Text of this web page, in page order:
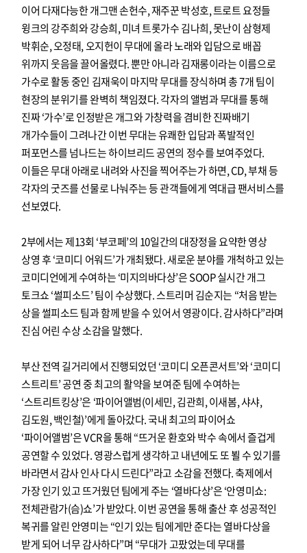
이어 다재다능한 개그맨 손헌수, 재주꾼 박성호, 트로트 요정들
윙크의 강주희와 강승희, 미녀 트롯가수 김나희, 못난이 삼형제
박휘순, 오정태, 오지헌이 무대에 올라 노래와 입담으로 배꼽
위까지 웃음을 끌어올렸다. 뿐만 아니라 김재롱이라는 이름으로
가수로 활동 중인 김재욱이 마지막 무대를 장식하며 총 7개 팀이
현장의 분위기를 완벽히 책임졌다. 각자의 앨범과 무대를 통해
진짜 ‘가수’로 인정받은 개그와 가창력을 겸비한 진짜배기
개가수들이 그려나간 이번 무대는 유쾌한 입담과 폭발적인
퍼포먼스를 넘나드는 하이브리드 공연의 정수를 보여주었다.
이들은 무대 아래로 내려와 사진을 찍어주는가 하면, CD, 부채 등
각자의 굿즈를 선물로 나눠주는 등 관객들에게 역대급 팬서비스를
선보였다.
2부에서는 제13회 ‘부코페’의 10일간의 대장정을 요약한 영상
상영 후 ‘코미디 어워드’가 개최됐다. 새로운 분야를 개척하고 있는
코미디언에게 수여하는 ‘미지의바다상’은 SOOP 실시간 개그
토크쇼 ‘썰피소드’ 팀이 수상했다. 스트리머 김순지는 “처음 받는
상을 썰피소드 팀과 함께 받을 수 있어서 영광이다. 감사하다”라며
진심 어린 수상 소감을 말했다.
부산 전역 길거리에서 진행되었던 ‘코미디 오픈콘서트’와 ‘코미디
스트리트’ 공연 중 최고의 활약을 보여준 팀에 수여하는
‘스트리트킹상’은 ‘파이어앨범(이세민, 김관희, 이새봄, 샤샤,
김도원, 백인철)’에게 돌아갔다. 국내 최고의 파이어쇼
‘파이어앨범’은 VCR을 통해 “뜨거운 환호와 박수 속에서 즐겁게
공연할 수 있었다. 영광스럽게 생각하고 내년에도 또 뵐 수 있기를
바라면서 감사 인사 다시 드린다”라고 소감을 전했다. 축제에서
가장 인기 있고 뜨거웠던 팀에게 주는 ‘열바다상’은 ‘안영미쇼:
전체관람가(슴)쇼’가 받았다. 이번 공연을 통해 출산 후 성공적인
복귀를 알린 안영미는 “인기 있는 팀에게만 준다는 열바다상을
받게 되어 너무 감사하다”며 “무대가 고팠었는데 무대를